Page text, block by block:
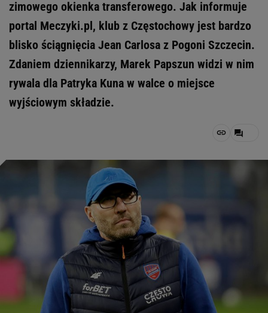
zimowego okienka transferowego. Jak informuje
portal Meczyki.pl, klub z Częstochowy jest bardzo
blisko ściągnięcia Jean Carlosa z Pogoni Szczecin.
Zdaniem dziennikarzy, Marek Papszun widzi w nim
rywala dla Patryka Kuna w walce o miejsce
wyjściowym składzie.